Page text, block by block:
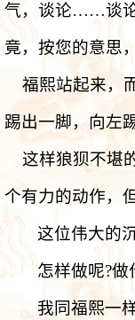
气，谈论……谈
竟，按您的意思
福熙站起来，
踢出一脚，向
这样狼狈不堪
个有力的动作，
这位伟大的
怎样做呢?做
我同福熙一